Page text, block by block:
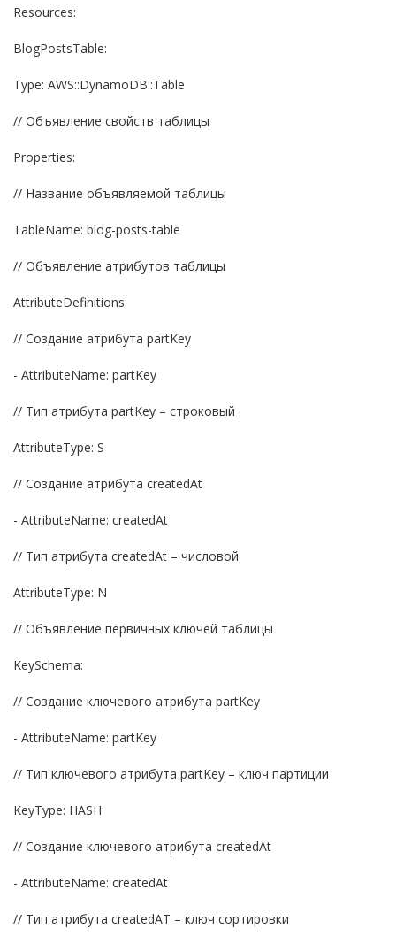
Resources:
BlogPostsTable:
Type: AWS::DynamoDB::Table
// Объявление свойств таблицы
Properties:
// Название объявляемой таблицы
TableName: blog-posts-table
// Объявление атрибутов таблицы
AttributeDefinitions:
// Создание атрибута partKey
- AttributeName: partKey
// Тип атрибута partKey – строковый
AttributeType: S
// Создание атрибута createdAt
- AttributeName: createdAt
// Тип атрибута createdAt – числовой
AttributeType: N
// Объявление первичных ключей таблицы
KeySchema:
// Создание ключевого атрибута partKey
- AttributeName: partKey
// Тип ключевого атрибута partKey – ключ партиции
KeyType: HASH
// Создание ключевого атрибута createdAt
- AttributeName: createdAt
// Тип атрибута createdAT – ключ сортировки